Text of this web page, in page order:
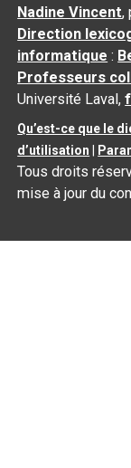
Nadine Vincent,
Direction
informatique :
Professeurs
Université Laval,
Qu’est-ce que le
d’utilisation
Tous droits
mise à jour du